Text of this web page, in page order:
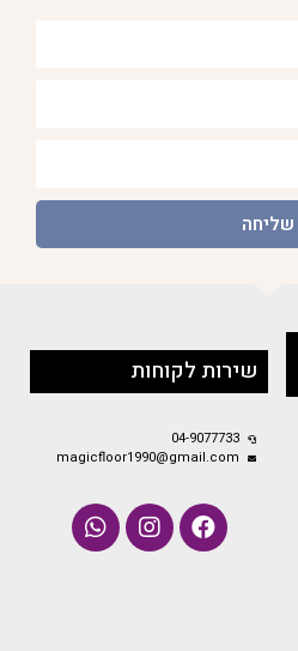
שליחה
שירות לקוחות
04-9077733
magicfloor1990@gmail.com